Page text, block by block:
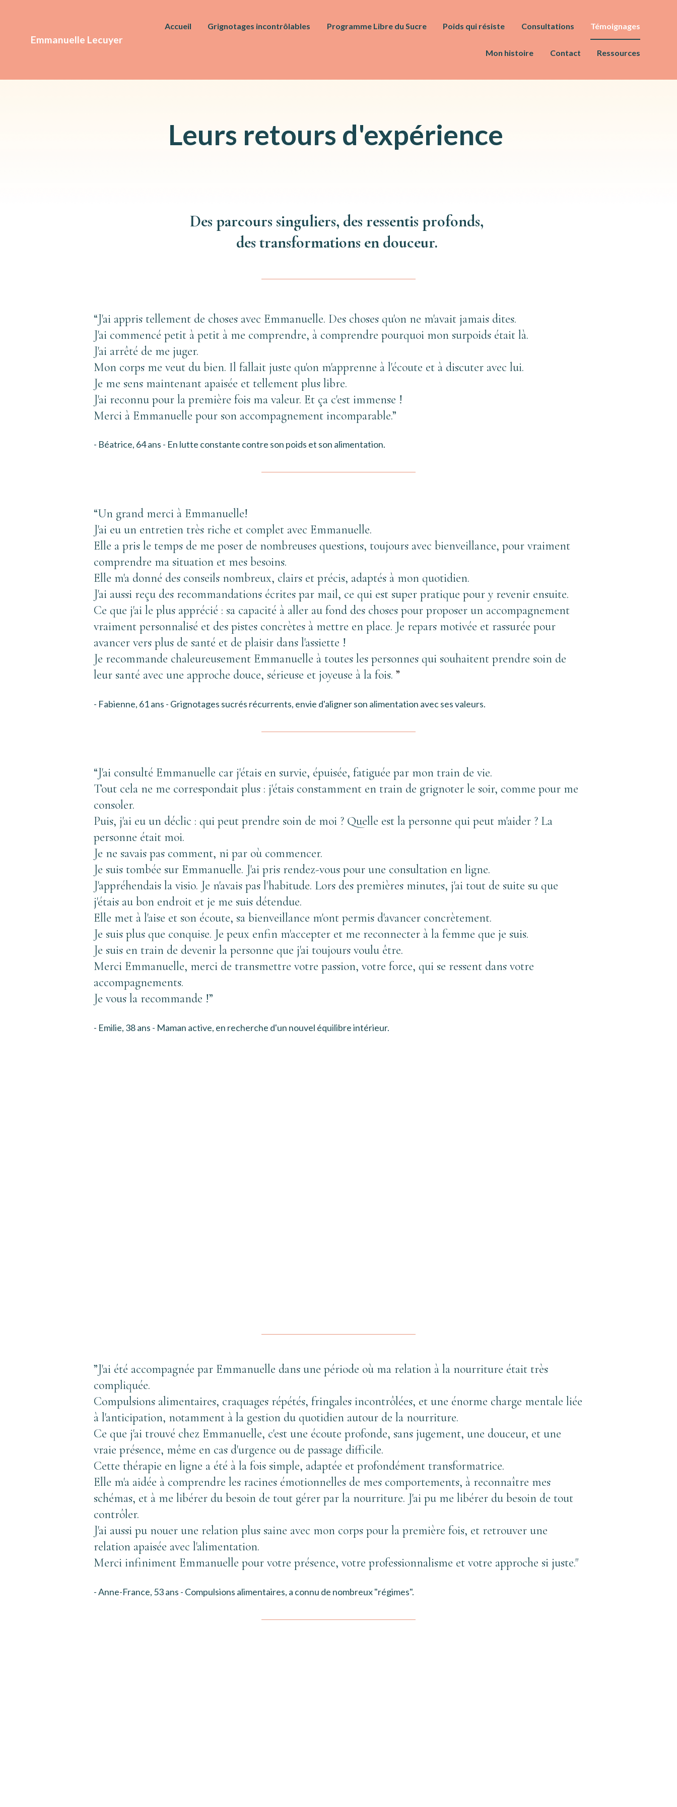
Emmanuelle Lecuyer
Accueil Grignotages incontrôlables Programme Libre du Sucre Poids qui résiste Consultations Témoignages
Mon histoire Contact Ressources
Leurs retours d'expérience
Des parcours singuliers, des ressentis profonds,
des transformations en douceur.
“J'ai appris tellement de choses avec Emmanuelle. Des choses qu'on ne m'avait jamais dites.
J'ai commencé petit à petit à me comprendre, à comprendre pourquoi mon surpoids était là.
J'ai arrêté de me juger.
Mon corps me veut du bien. Il fallait juste qu'on m'apprenne à l'écoute et à discuter avec lui.
Je me sens maintenant apaisée et tellement plus libre.
J'ai reconnu pour la première fois ma valeur. Et ça c'est immense !
Merci à Emmanuelle pour son accompagnement incomparable.”
- Béatrice, 64 ans - En lutte constante contre son poids et son alimentation.
“Un grand merci à Emmanuelle!
J'ai eu un entretien très riche et complet avec Emmanuelle.
Elle a pris le temps de me poser de nombreuses questions, toujours avec bienveillance, pour vraiment
comprendre ma situation et mes besoins.
Elle m'a donné des conseils nombreux, clairs et précis, adaptés à mon quotidien.
J'ai aussi reçu des recommandations écrites par mail, ce qui est super pratique pour y revenir ensuite.
Ce que j'ai le plus apprécié : sa capacité à aller au fond des choses pour proposer un accompagnement
vraiment personnalisé et des pistes concrètes à mettre en place. Je repars motivée et rassurée pour
avancer vers plus de santé et de plaisir dans l'assiette !
Je recommande chaleureusement Emmanuelle à toutes les personnes qui souhaitent prendre soin de
leur santé avec une approche douce, sérieuse et joyeuse à la fois. ”
- Fabienne, 61 ans - Grignotages sucrés récurrents, envie d'aligner son alimentation avec ses valeurs.
“J'ai consulté Emmanuelle car j'étais en survie, épuisée, fatiguée par mon train de vie.
Tout cela ne me correspondait plus : j'étais constamment en train de grignoter le soir, comme pour me
consoler.
Puis, j'ai eu un déclic : qui peut prendre soin de moi ? Quelle est la personne qui peut m'aider ? La
personne était moi.
Je ne savais pas comment, ni par où commencer.
Je suis tombée sur Emmanuelle. J'ai pris rendez-vous pour une consultation en ligne.
J'appréhendais la visio. Je n'avais pas l'habitude. Lors des premières minutes, j'ai tout de suite su que
j'étais au bon endroit et je me suis détendue.
Elle met à l'aise et son écoute, sa bienveillance m'ont permis d'avancer concrètement.
Je suis plus que conquise. Je peux enfin m'accepter et me reconnecter à la femme que je suis.
Je suis en train de devenir la personne que j'ai toujours voulu être.
Merci Emmanuelle, merci de transmettre votre passion, votre force, qui se ressent dans votre
accompagnements.
Je vous la recommande !”
- Emilie, 38 ans - Maman active, en recherche d'un nouvel équilibre intérieur.
”J'ai été accompagnée par Emmanuelle dans une période où ma relation à la nourriture était très
compliquée.
Compulsions alimentaires, craquages répétés, fringales incontrôlées, et une énorme charge mentale liée
à l'anticipation, notamment à la gestion du quotidien autour de la nourriture.
Ce que j'ai trouvé chez Emmanuelle, c'est une écoute profonde, sans jugement, une douceur, et une
vraie présence, même en cas d'urgence ou de passage difficile.
Cette thérapie en ligne a été à la fois simple, adaptée et profondément transformatrice.
Elle m'a aidée à comprendre les racines émotionnelles de mes comportements, à reconnaître mes
schémas, et à me libérer du besoin de tout gérer par la nourriture. J'ai pu me libérer du besoin de tout
contrôler.
J'ai aussi pu nouer une relation plus saine avec mon corps pour la première fois, et retrouver une
relation apaisée avec l'alimentation.
Merci infiniment Emmanuelle pour votre présence, votre professionnalisme et votre approche si juste."
- Anne-France, 53 ans - Compulsions alimentaires, a connu de nombreux "régimes".